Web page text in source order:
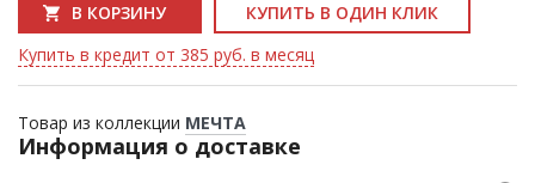
В КОРЗИНУ
КУПИТЬ В ОДИН КЛИК
Купить в кредит от 385 руб. в месяц
Товар из коллекции МЕЧТА
Информация о доставке